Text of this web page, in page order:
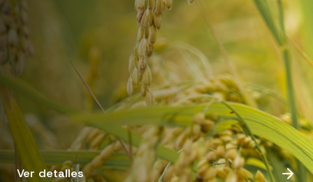
Ver detalles